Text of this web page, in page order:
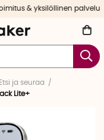
palvelu
Etsi ja seuraa
Lite+